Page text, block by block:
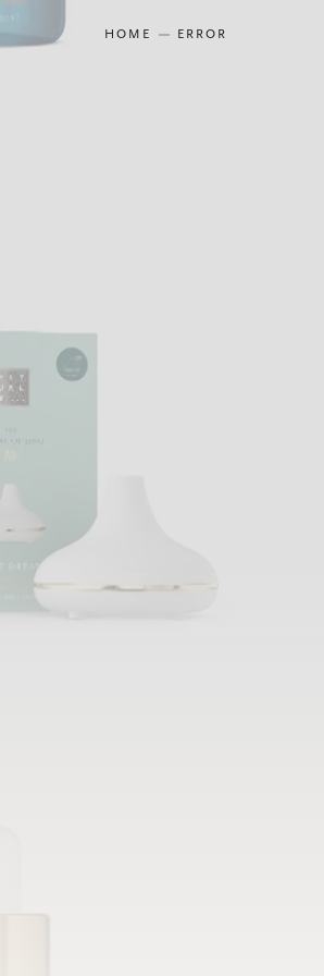
HOME ERROR